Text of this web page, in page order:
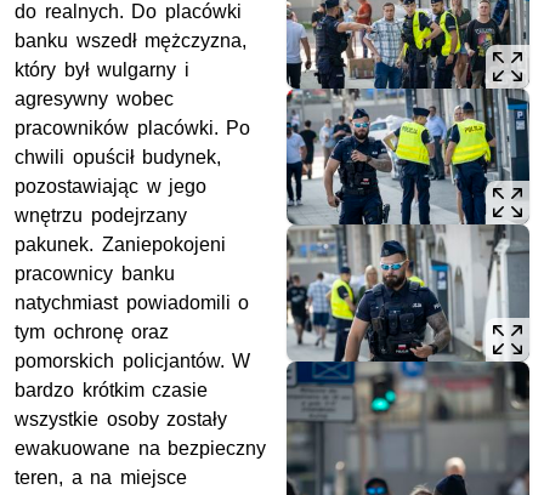
do realnych. Do placówki
banku wszedł mężczyzna,
który był wulgarny i
agresywny wobec
pracowników placówki. Po
chwili opuścił budynek,
pozostawiając w jego
wnętrzu podejrzany
pakunek. Zaniepokojeni
pracownicy banku
natychmiast powiadomili o
tym ochronę oraz
pomorskich policjantów. W
bardzo krótkim czasie
wszystkie osoby zostały
ewakuowane na bezpieczny
teren, a na miejsce